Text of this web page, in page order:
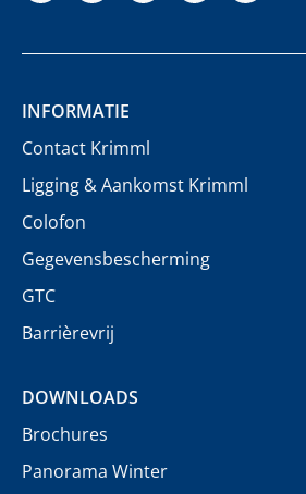
INFORMATIE
Contact Krimml
Ligging & Aankomst Krimml
Colofon
Gegevensbescherming
GTC
Barrièrevrij
DOWNLOADS
Brochures
Panorama Winter